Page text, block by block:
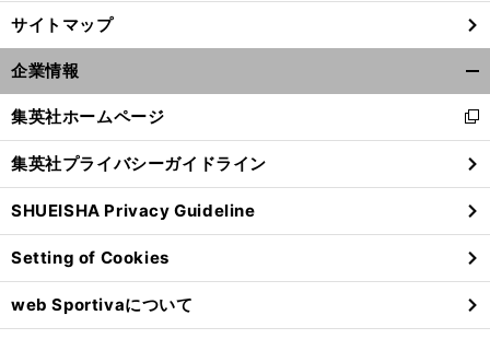
前
サイトマップ
企業情報
閉
る
集英社ホームページ
新
し
い
ウ
ィ
ン
ド
ウ
で
開
集英社プライバシーガイドライン
SHUEISHA Privacy Guideline
Setting of Cookies
web Sportivaについて